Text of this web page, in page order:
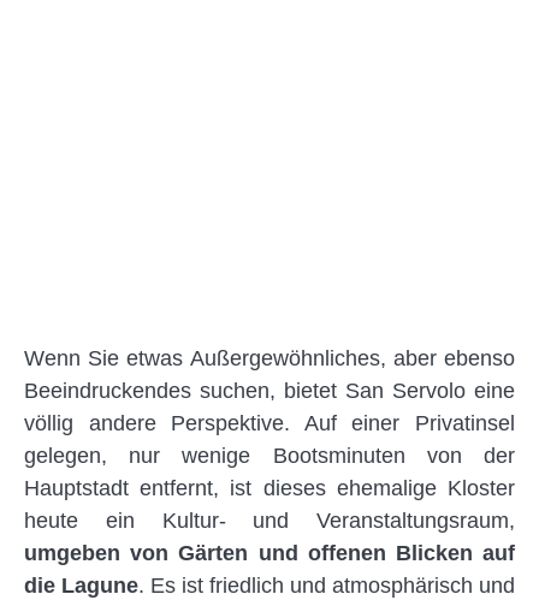
Wenn Sie etwas Außergewöhnliches, aber ebenso
Beeindruckendes suchen, bietet San Servolo eine
völlig andere Perspektive. Auf einer Privatinsel
gelegen, nur wenige Bootsminuten von der
Hauptstadt entfernt, ist dieses ehemalige Kloster
heute ein Kultur- und Veranstaltungsraum,
umgeben von Gärten und offenen Blicken auf
die Lagune. Es ist friedlich und atmosphärisch und